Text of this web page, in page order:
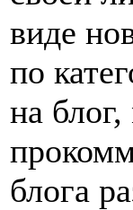
виде
по
на
блога